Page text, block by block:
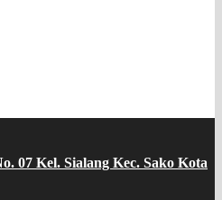
07 Kel. Sialang Kec. Sako Kota